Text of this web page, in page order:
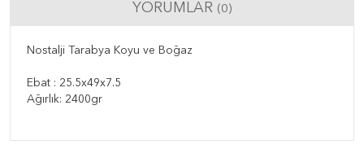
YORUMLAR (0)
Nostalji Tarabya Koyu ve Boğaz
Ebat : 25.5x49x7.5
Ağırlık: 2400gr